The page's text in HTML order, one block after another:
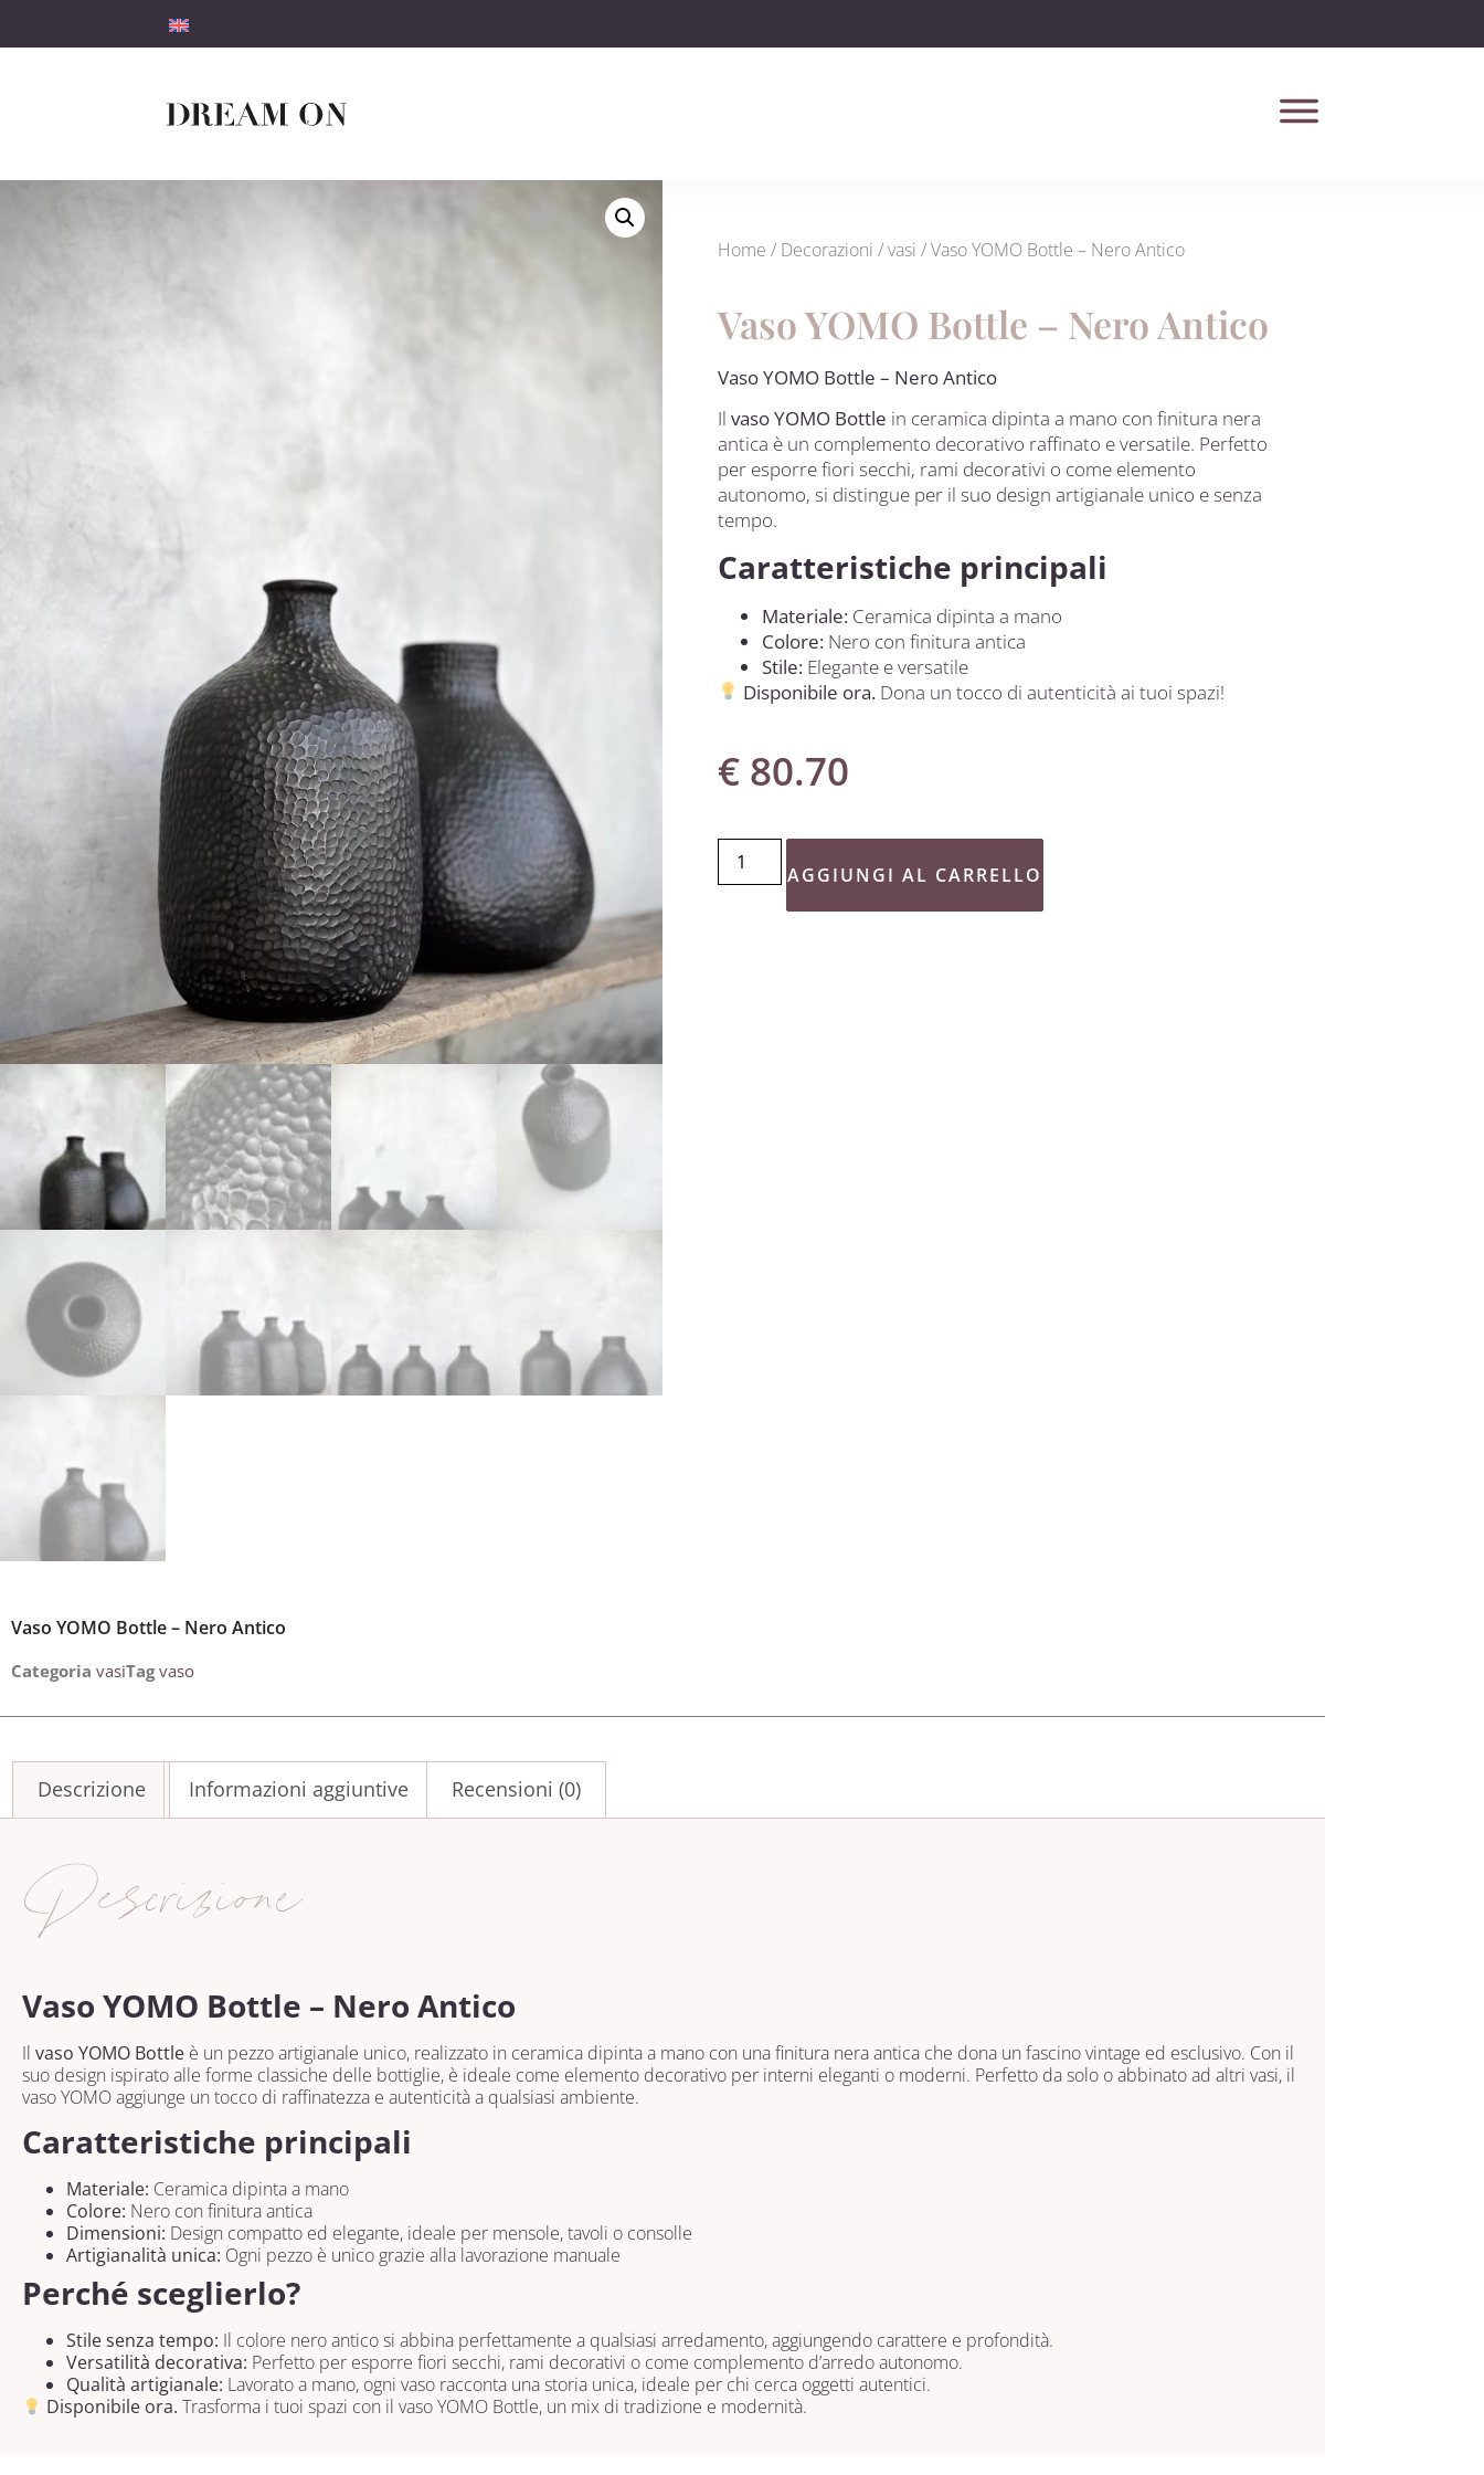
Home / Decorazioni /vasi / Vaso YOMO Bottle – Nero Antico
Vaso YOMO Bottle – Nero Antico
Vaso YOMO Bottle – Nero Antico
Il vaso YOMO Bottle in ceramica dipinta a mano con finitura nera
antica è un complemento decorativo raffinato e versatile. Perfetto
per esporre fiori secchi, rami decorativi o come elemento
autonomo, si distingue per il suo design artigianale unico e senza
tempo.
Caratteristiche principali
Materiale: Ceramica dipinta a mano
Colore: Nero con finitura antica
Stile: Elegante e versatile
Disponibile ora. Dona un tocco di autenticità ai tuoi spazi!
€ 80.70
AGGIUNGI AL CARRELLO
Vaso YOMO Bottle – Nero Antico
Categoria vasiTag vaso
Descrizione Informazioni aggiuntive Recensioni (0)
Descrizione
Vaso YOMO Bottle – Nero Antico
Il vaso YOMO Bottle è un pezzo artigianale unico, realizzato in ceramica dipinta a mano con una finitura nera antica che dona un fascino vintage ed esclusivo. Con il
suo design ispirato alle forme classiche delle bottiglie, è ideale come elemento decorativo per interni eleganti o moderni. Perfetto da solo o abbinato ad altri vasi, il
vaso YOMO aggiunge un tocco di raffinatezza e autenticità a qualsiasi ambiente.
Caratteristiche principali
Materiale: Ceramica dipinta a mano
Colore: Nero con finitura antica
Dimensioni: Design compatto ed elegante, ideale per mensole, tavoli o consolle
Artigianalità unica: Ogni pezzo è unico grazie alla lavorazione manuale
Perché sceglierlo?
Stile senza tempo: Il colore nero antico si abbina perfettamente a qualsiasi arredamento, aggiungendo carattere e profondità.
Versatilità decorativa: Perfetto per esporre fiori secchi, rami decorativi o come complemento d’arredo autonomo.
Qualità artigianale: Lavorato a mano, ogni vaso racconta una storia unica, ideale per chi cerca oggetti autentici.
Disponibile ora. Trasforma i tuoi spazi con il vaso YOMO Bottle, un mix di tradizione e modernità.